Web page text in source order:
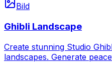
Bild
Ghibli Landscape
Create stunning Studio
landscapes. Generate